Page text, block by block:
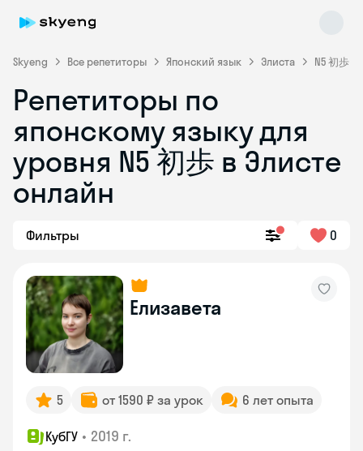
Skyeng Все репетиторы Японский язык Элиста N5 初歩
Репетиторы по
японскому языку для
уровня N5 初歩 в Элисте
онлайн
Фильтры 0
Елизавета
5 от 1590 ₽ за урок 6 лет опыта
КубГУ • 2019 г.